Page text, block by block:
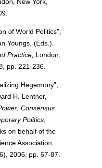
of World Politics”,
Youngs, (Eds.),
Practice, London,
pp. 221-236.
Hegemony”,
H. Lentner,
Consensus
Politics
on behalf of the
Association,
2006, pp. 67-87.